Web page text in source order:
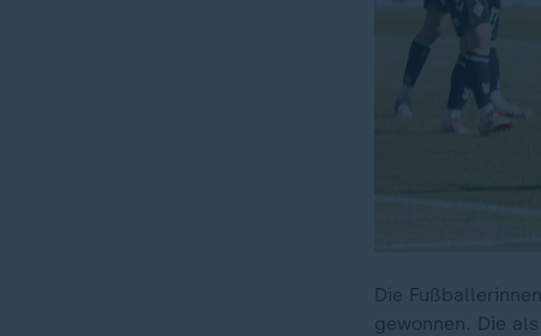
Die
gewonnen. Die